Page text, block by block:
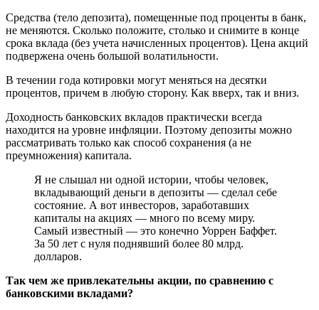
Средства (тело депозита), помещенные под проценты в банк,
не меняются. Сколько положите, столько и снимите в конце
срока вклада (без учета начисленных процентов). Цена акций
подвержена очень большой волатильности.
В течении года котировки могут меняться на десятки
процентов, причем в любую сторону. Как вверх, так и вниз.
Доходность банковских вкладов практически всегда
находится на уровне инфляции. Поэтому депозиты можно
рассматривать только как способ сохранения (а не
преумножения) капитала.
Я не слышал ни одной истории, чтобы человек,
вкладывающий деньги в депозиты — сделал себе
состояние. А вот инвесторов, заработавших
капиталы на акциях — много по всему миру.
Самый известный — это конечно Уоррен Баффет.
За 50 лет с нуля поднявший более 80 млрд.
долларов.
Так чем же привлекательны акции, по сравнению с
банковскими вкладами?